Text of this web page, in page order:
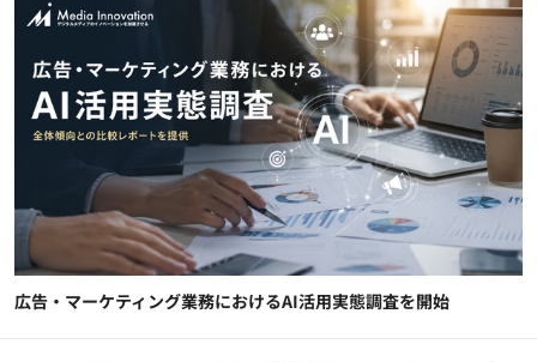
広告・マーケティング業務におけるAI活用実態調査を開始